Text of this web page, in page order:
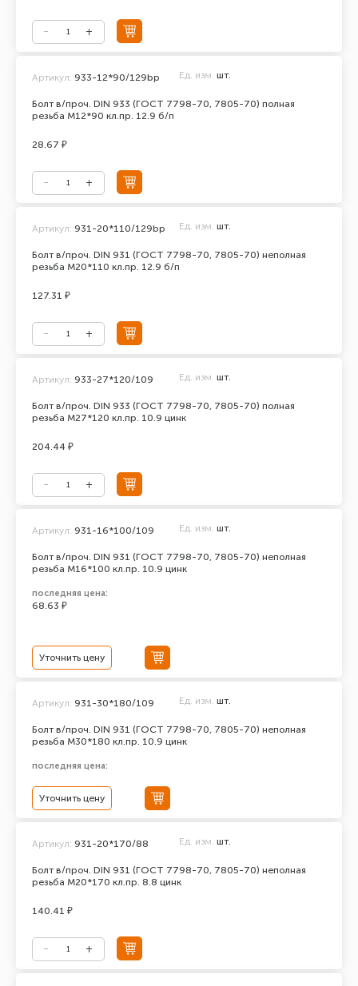
Болт в/проч. DIN 933 (ГОСТ 7798-70, 7805-70) полная
резьба М12*90 кл.пр. 12.9 б/п
Артикул: 933-12*90/129bp Ед. изм. шт.
28.67 ₽
Болт в/проч. DIN 931 (ГОСТ 7798-70, 7805-70) неполная
резьба М20*110 кл.пр. 12.9 б/п
Артикул: 931-20*110/129bp Ед. изм. шт.
127.31 ₽
Болт в/проч. DIN 933 (ГОСТ 7798-70, 7805-70) полная
резьба М27*120 кл.пр. 10.9 цинк
Артикул: 933-27*120/109 Ед. изм. шт.
204.44 ₽
Болт в/проч. DIN 931 (ГОСТ 7798-70, 7805-70) неполная
резьба М16*100 кл.пр. 10.9 цинк
Артикул: 931-16*100/109 Ед. изм. шт.
последняя цена:
68.63 ₽
Уточнить цену
Болт в/проч. DIN 931 (ГОСТ 7798-70, 7805-70) неполная
резьба М30*180 кл.пр. 10.9 цинк
Артикул: 931-30*180/109 Ед. изм. шт.
последняя цена:
Уточнить цену
Болт в/проч. DIN 931 (ГОСТ 7798-70, 7805-70) неполная
резьба М20*170 кл.пр. 8.8 цинк
Артикул: 931-20*170/88 Ед. изм. шт.
140.41 ₽